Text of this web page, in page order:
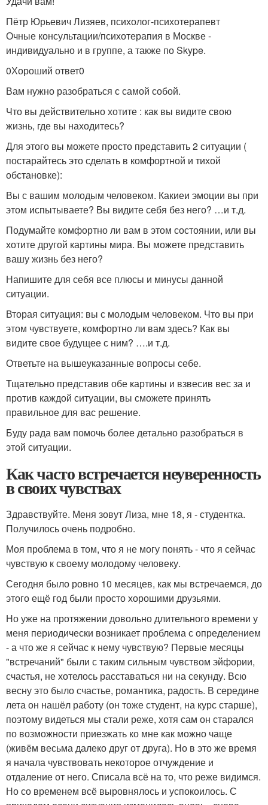
Пётр Юрьевич Лизяев, психолог-психотерапевт
Очные консультации/психотерапия в Москве -
индивидуально и в группе, а также по Skype.
0Хороший ответ0
Вам нужно разобраться с самой собой.
Что вы действительно хотите : как вы видите свою
жизнь, где вы находитесь?
Для этого вы можете просто представить 2 ситуации (
постарайтесь это сделать в комфортной и тихой
обстановке):
Вы с вашим молодым человеком. Какиеи эмоции вы при
этом испытываете? Вы видите себя без него? …и т.д.
Подумайте комфортно ли вам в этом состоянии, или вы
хотите другой картины мира. Вы можете представить
вашу жизнь без него?
Напишите для себя все плюсы и минусы данной
ситуации.
Вторая ситуация: вы с молодым человеком. Что вы при
этом чувствуете, комфортно ли вам здесь? Как вы
видите свое будущее с ним? ….и т.д.
Ответьте на вышеуказанные вопросы себе.
Тщательно представив обе картины и взвесив вес за и
против каждой ситуации, вы сможете принять
правильное для вас решение.
Буду рада вам помочь более детально разобраться в
этой ситуации.
Как часто встречается неуверенность
в своих чувствах
Здравствуйте. Меня зовут Лиза, мне 18, я - студентка.
Получилось очень подробно.
Моя проблема в том, что я не могу понять - что я сейчас
чувствую к своему молодому человеку.
Сегодня было ровно 10 месяцев, как мы встречаемся, до
этого ещё год были просто хорошими друзьями.
Но уже на протяжении довольно длительного времени у
меня периодически возникает проблема с определением
- а что же я сейчас к нему чувствую? Первые месяцы
"встречаний" были с таким сильным чувством эйфории,
счастья, не хотелось расставаться ни на секунду. Всю
весну это было счастье, романтика, радость. В середине
лета он нашёл работу (он тоже студент, на курс старше),
поэтому видеться мы стали реже, хотя сам он старался
по возможности приезжать ко мне как можно чаще
(живём весьма далеко друг от друга). Но в это же время
я начала чувствовать некоторое отчуждение и
отдаление от него. Списала всё на то, что реже видимся.
Но со временем всё выровнялось и успокоилось. С